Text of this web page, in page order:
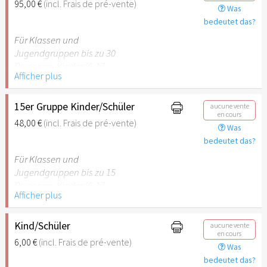
empfehlenswert.
95,00 €(incl. Frais de pré-vente)
Was
bedeutet das?
Für Klassen und
Jugendgruppen bis zu 30
Jahre) oder Schüler mit
Schülerausweis inklusive
erwachsene Begleitperson.
Hinweis: Für Kinder unter 6
Stuttgart nicht
empfehlenswert.
Afficher plus
15er Gruppe Kinder/Schüler
48,00 €(incl. Frais de pré-vente)
aucune vente
en cours
Was
bedeutet das?
Für Klassen und
Jugendgruppen bis zu 15
Jahre) oder Schüler mit
Schülerausweis inklusive
erwachsene Begleitperson.
Hinweis: Für Kinder unter 6
Afficher plus
Kind/Schüler
6,00 €(incl. Frais de pré-vente)
aucune vente
en cours
Was
bedeutet das?